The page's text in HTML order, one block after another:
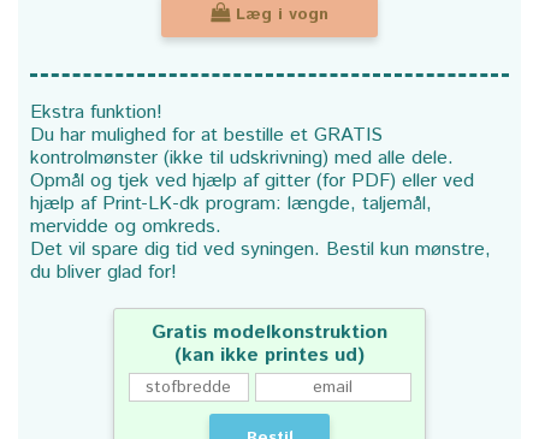
Læg i vogn
Ekstra funktion!
Du har mulighed for at bestille et GRATIS
kontrolmønster (ikke til udskrivning) med alle dele.
Opmål og tjek ved hjælp af gitter (for PDF) eller ved
hjælp af Print-LK-dk program: længde, taljemål,
mervidde og omkreds.
Det vil spare dig tid ved syningen. Bestil kun mønstre,
du bliver glad for!
Gratis modelkonstruktion
(kan ikke printes ud)